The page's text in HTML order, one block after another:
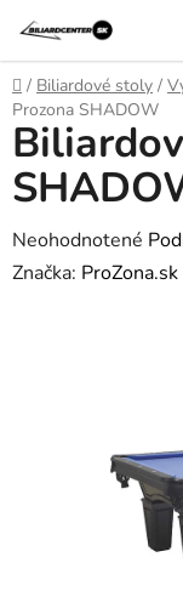
obsah
Domov
/ Biliardové stoly /
Prozona SHADOW
Priemerné
hodnotenie
Neohodnotené
Značka: ProZona.sk